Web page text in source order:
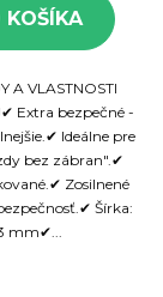
KOŠÍKA
A VLASTNOSTI
Extra bezpečné -
Ideálne pre
bez zábran".✔
Zosilnené
Šírka:
mm✔...